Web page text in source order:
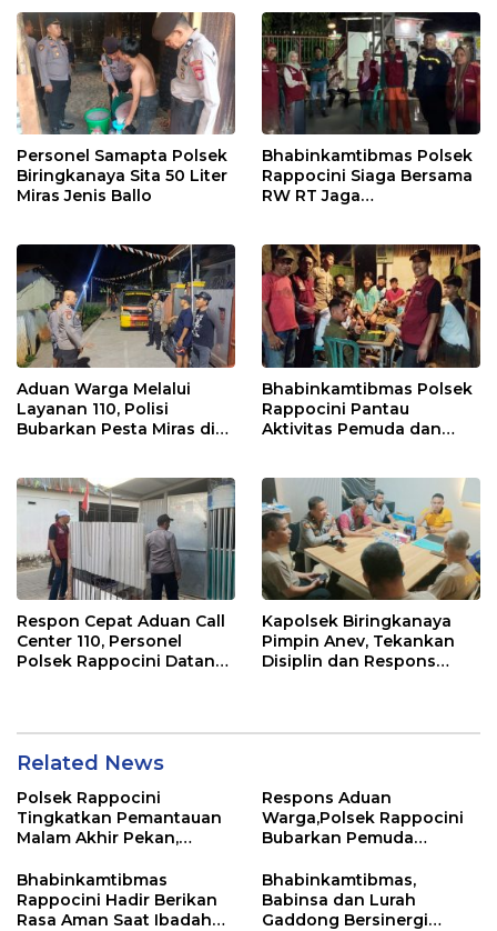
Personel Samapta Polsek
Biringkanaya Sita 50 Liter
Miras Jenis Ballo
Bhabinkamtibmas Polsek
Rappocini Siaga Bersama
RW RT Jaga
Aduan Warga Melalui
Layanan 110, Polisi
Bubarkan Pesta Miras di
Bhabinkamtibmas Polsek
Rappocini Pantau
Aktivitas Pemuda dan
Respon Cepat Aduan Call
Center 110, Personel
Polsek Rappocini Datangi
Kapolsek Biringkanaya
Pimpin Anev, Tekankan
Disiplin dan Respons
Related News
Polsek Rappocini
Tingkatkan Pemantauan
Malam Akhir Pekan,
dan Balapan Liar
Respons Aduan
Warga,Polsek Rappocini
Bubarkan Pemuda
Bhabinkamtibmas
Rappocini Hadir Berikan
Rasa Aman Saat Ibadah
Bhabinkamtibmas,
Babinsa dan Lurah
Gaddong Bersinergi